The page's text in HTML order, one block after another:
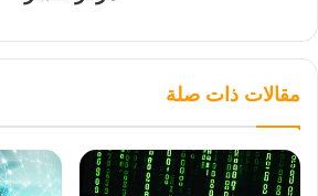
مقالات ذات صلة